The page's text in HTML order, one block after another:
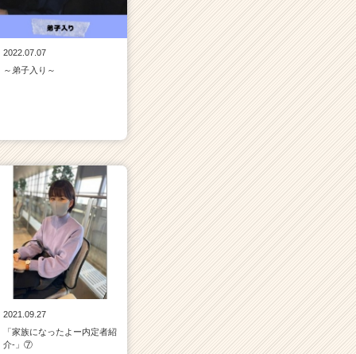
2022.07.07
～弟子入り～
2021.09.27
「家族になったよー内定者紹
介‐」⑦